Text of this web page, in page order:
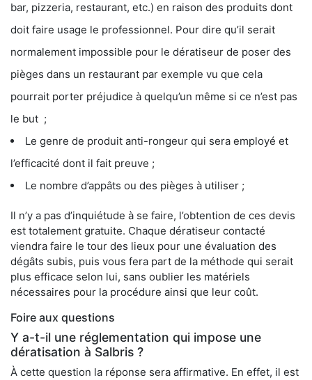
bar, pizzeria, restaurant, etc.) en raison des produits dont
doit faire usage le professionnel. Pour dire qu’il serait
normalement impossible pour le dératiseur de poser des
pièges dans un restaurant par exemple vu que cela
pourrait porter préjudice à quelqu’un même si ce n’est pas
le but ;
Le genre de produit anti-rongeur qui sera employé et
l’efficacité dont il fait preuve ;
Le nombre d’appâts ou des pièges à utiliser ;
Il n’y a pas d’inquiétude à se faire, l’obtention de ces devis
est totalement gratuite. Chaque dératiseur contacté
viendra faire le tour des lieux pour une évaluation des
dégâts subis, puis vous fera part de la méthode qui serait
plus efficace selon lui, sans oublier les matériels
nécessaires pour la procédure ainsi que leur coût.
Foire aux questions
Y a-t-il une réglementation qui impose une
dératisation à Salbris ?
À cette question la réponse sera affirmative. En effet, il est